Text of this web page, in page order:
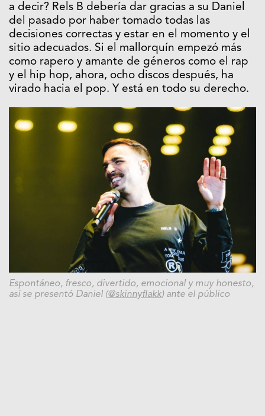
a decir? Rels B debería dar gracias a su Daniel
del pasado por haber tomado todas las
decisiones correctas y estar en el momento y el
sitio adecuados. Si el mallorquín empezó más
como rapero y amante de géneros como el rap
y el hip hop, ahora, ocho discos después, ha
virado hacia el pop. Y está en todo su derecho.
Espontáneo, fresco, divertido, emocional y muy honesto,
así se presentó Daniel (@skinnyflakk) ante el público